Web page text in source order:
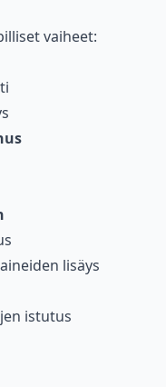
vaiheet:
lisäys
istutus